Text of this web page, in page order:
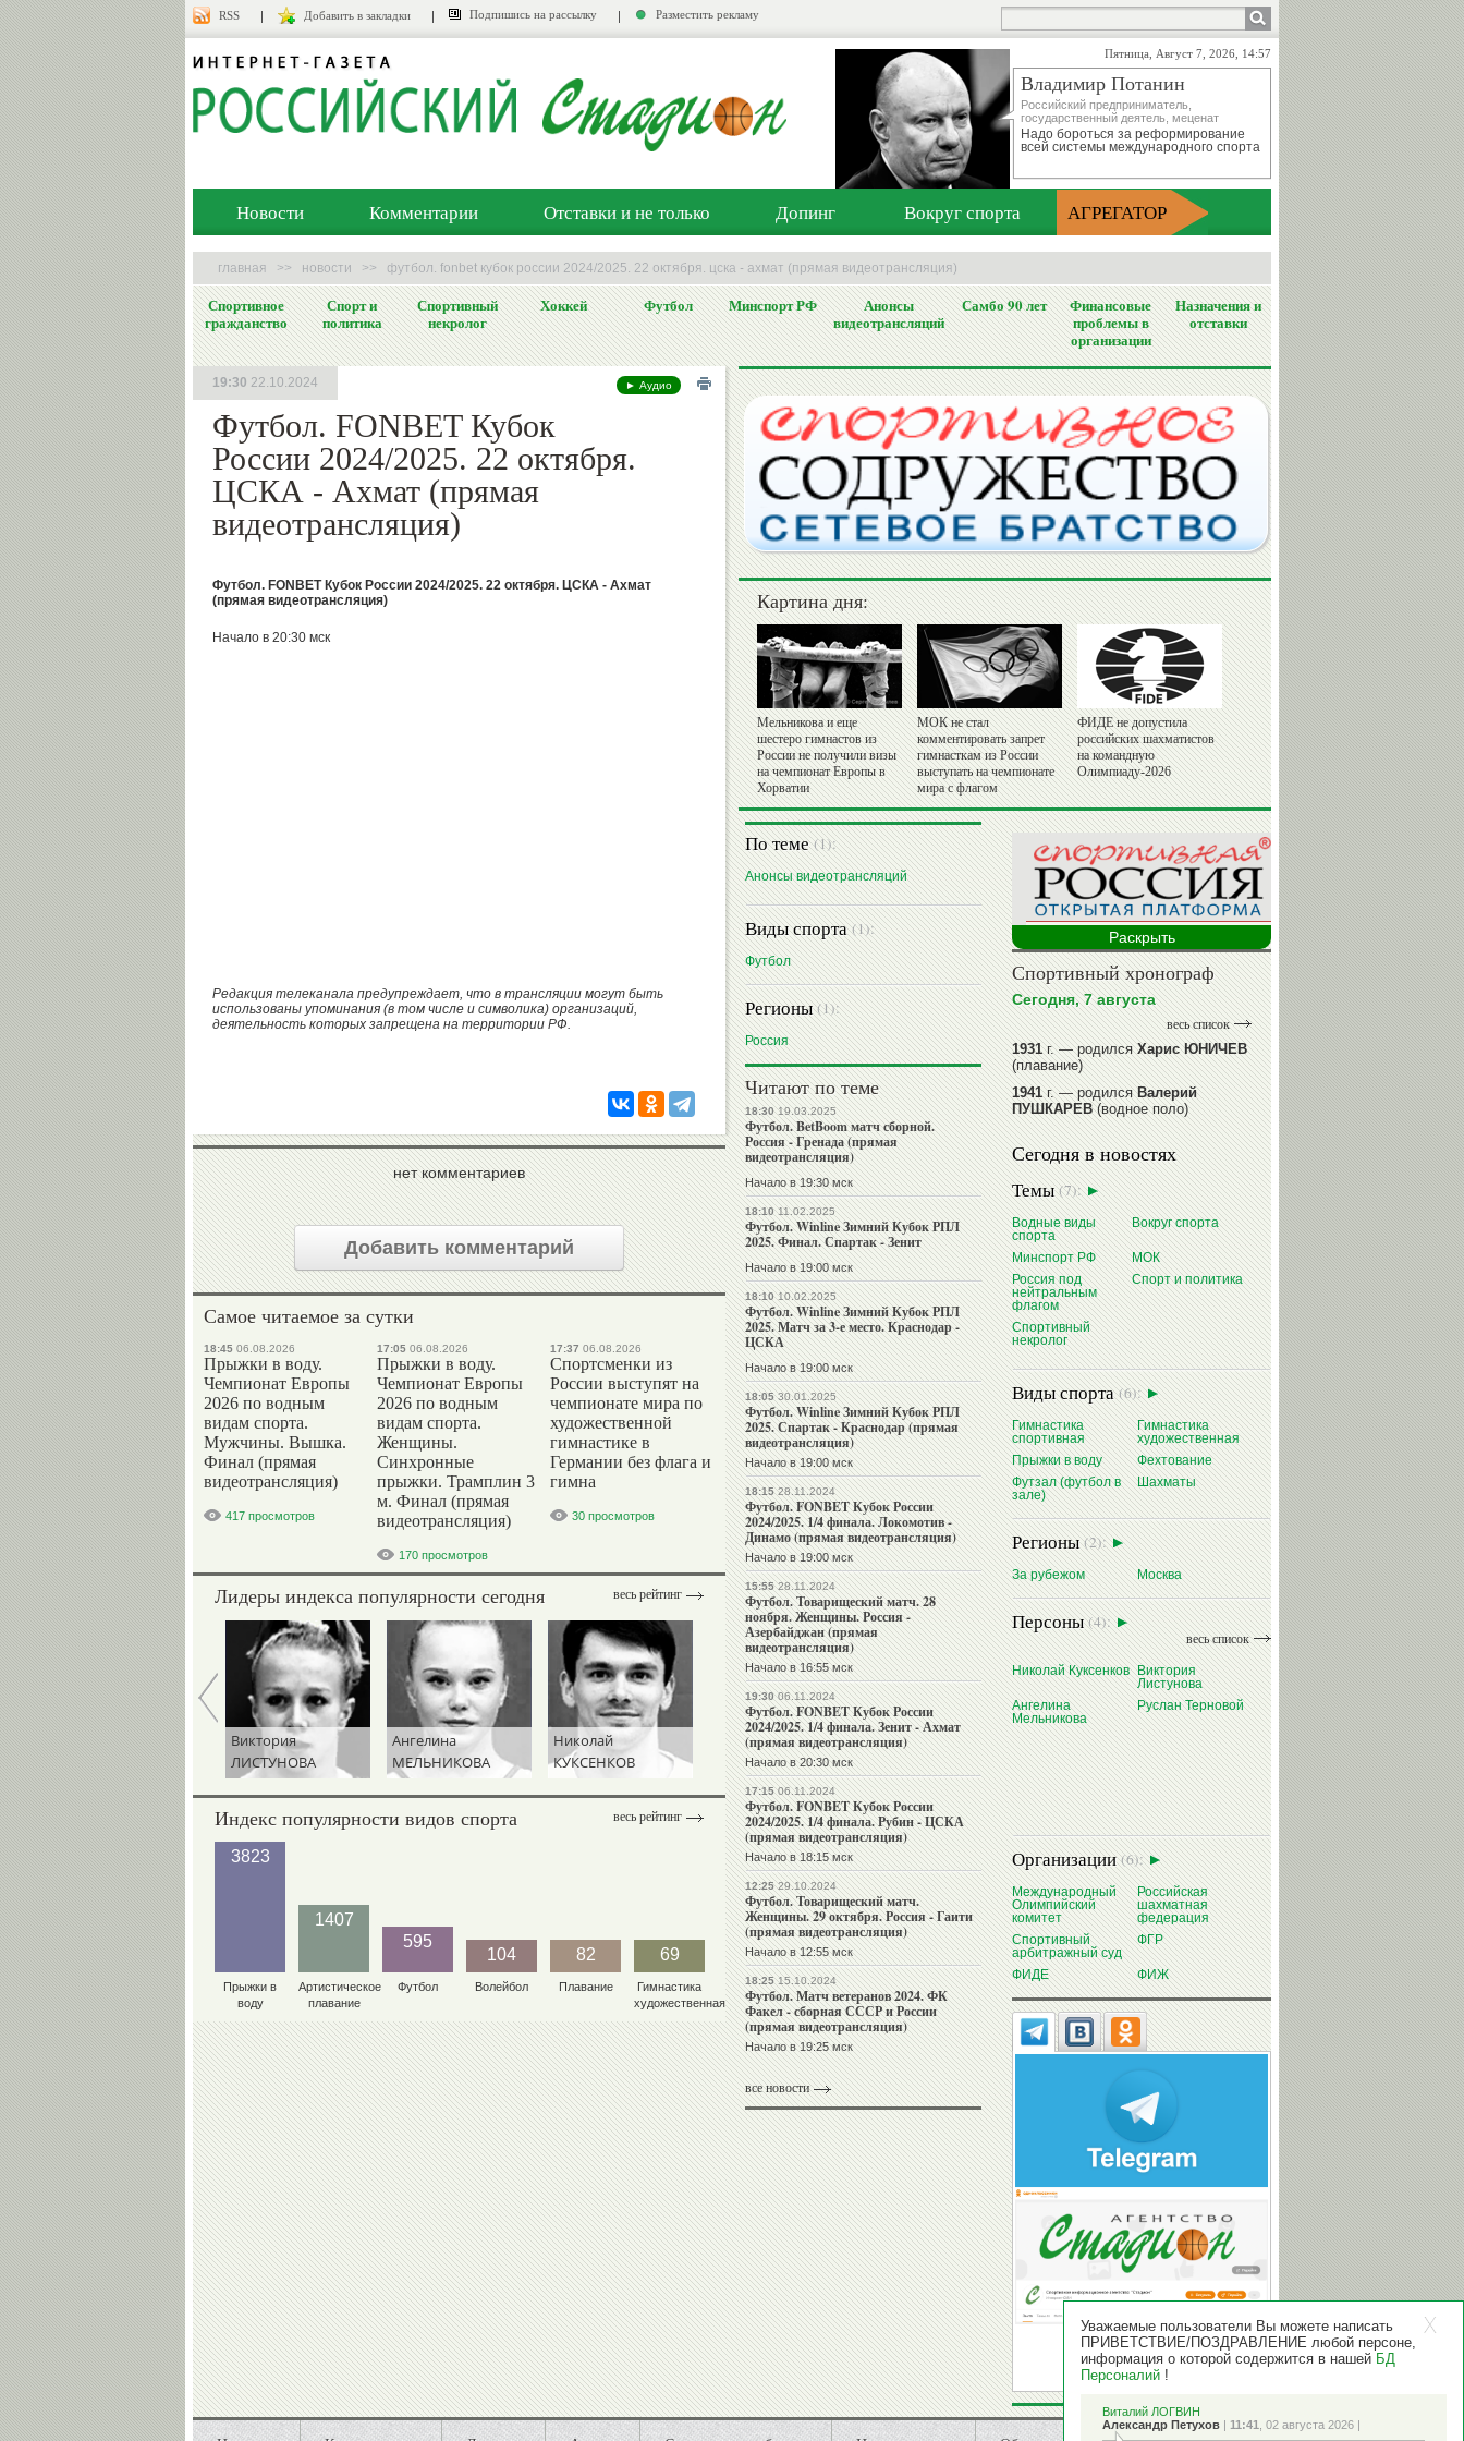
RSS Добавить в закладки Подпишись на рассылку Разместить рекламу
Пятница, Август 7, 2026, 14:57
Владимир Потанин
Российский предприниматель,
государственный деятель, меценат
Надо бороться за реформирование
всей системы международного спорта
Новости Комментарии Отставки и не только Допинг Вокруг спорта АГРЕГАТОР
главная >> новости >> футбол. fonbet кубок россии 2024/2025. 22 октября. цска - ахмат (прямая видеотрансляция)
Спортивное
гражданство
Спорт и
политика
Спортивный
некролог
Хоккей Футбол Минспорт РФ
Анонсы
видеотрансляций
Самбо 90 лет
Финансовые
проблемы в
организации
Назначения и
отставки
► Аудио
Футбол. FONBET Кубок
России 2024/2025. 22 октября.
ЦСКА - Ахмат (прямая
видеотрансляция)
19:30 22.10.2024
Футбол. FONBET Кубок России 2024/2025. 22 октября. ЦСКА - Ахмат
(прямая видеотрансляция)
Начало в 20:30 мск
Редакция телеканала предупреждает, что в трансляции могут быть
использованы упоминания (в том числе и символика) организаций,
деятельность которых запрещена на территории РФ.
нет комментариев
Добавить комментарий
Самое читаемое за сутки
18:45 06.08.2026
Прыжки в воду.
Чемпионат Европы
2026 по водным
видам спорта.
Мужчины. Вышка.
Финал (прямая
видеотрансляция)
417 просмотров
17:05 06.08.2026
Прыжки в воду.
Чемпионат Европы
2026 по водным
видам спорта.
Женщины.
Синхронные
прыжки. Трамплин 3
м. Финал (прямая
видеотрансляция)
170 просмотров
17:37 06.08.2026
Спортсменки из
России выступят на
чемпионате мира по
художественной
гимнастике в
Германии без флага и
гимна
30 просмотров
весь рейтинг
Лидеры индекса популярности сегодня
Виктория
ЛИСТУНОВА
Ангелина
МЕЛЬНИКОВА
Николай
КУКСЕНКОВ
весь рейтинг
Индекс популярности видов спорта
3823
Прыжки в
воду
1407
Артистическое
плавание
595
Футбол
104
Волейбол
82
Плавание
69
Гимнастика
художественная
Картина дня:
Мельникова и еще
шестеро гимнастов из
России не получили визы
на чемпионат Европы в
Хорватии
МОК не стал
комментировать запрет
гимнасткам из России
выступать на чемпионате
мира с флагом
ФИДЕ не допустила
российских шахматистов
на командную
Олимпиаду-2026
По теме(1):
Анонсы видеотрансляций
Виды спорта(1):
Футбол
Регионы(1):
Россия
Читают по теме
18:3019.03.2025
Футбол. BetBoom матч сборной.
Россия - Гренада (прямая
видеотрансляция)
Начало в 19:30 мск
18:1011.02.2025
Футбол. Winline Зимний Кубок РПЛ
2025. Финал. Спартак - Зенит
Начало в 19:00 мск
18:1010.02.2025
Футбол. Winline Зимний Кубок РПЛ
2025. Матч за 3-е место. Краснодар -
ЦСКА
Начало в 19:00 мск
18:0530.01.2025
Футбол. Winline Зимний Кубок РПЛ
2025. Спартак - Краснодар (прямая
видеотрансляция)
Начало в 19:00 мск
18:1528.11.2024
Футбол. FONBET Кубок России
2024/2025. 1/4 финала. Локомотив -
Динамо (прямая видеотрансляция)
Начало в 19:00 мск
15:5528.11.2024
Футбол. Товарищеский матч. 28
ноября. Женщины. Россия -
Азербайджан (прямая
видеотрансляция)
Начало в 16:55 мск
19:3006.11.2024
Футбол. FONBET Кубок России
2024/2025. 1/4 финала. Зенит - Ахмат
(прямая видеотрансляция)
Начало в 20:30 мск
17:1506.11.2024
Футбол. FONBET Кубок России
2024/2025. 1/4 финала. Рубин - ЦСКА
(прямая видеотрансляция)
Начало в 18:15 мск
12:2529.10.2024
Футбол. Товарищеский матч.
Женщины. 29 октября. Россия - Гаити
(прямая видеотрансляция)
Начало в 12:55 мск
18:2515.10.2024
Футбол. Матч ветеранов 2024. ФК
Факел - сборная СССР и России
(прямая видеотрансляция)
Начало в 19:25 мск
все новости
Раскрыть
Спортивный хронограф
Сегодня, 7 августа
весь список
1931г. — родилсяХарис ЮНИЧЕВ
(плавание)
1941г. — родилсяВалерий
ПУШКАРЕВ(водное поло)
1947г. — родилсяВалерий
ИЛЬИНЫХ(гимнастика спортивная)
1954г. — родилсяВалерий
ГАЗЗАЕВ(футбол)
1956г. — родилсяВладимир
РЫБАКОВ(легкая атлетика)
читать далее
Сегодня в новостях
Темы(7):
Водные виды
спорта
Вокруг спорта
Минспорт РФ
МОК
Россия под
нейтральным
флагом
Спорт и политика
Спортивный
некролог
Виды спорта(6):
Гимнастика
спортивная
Гимнастика
художественная
Прыжки в воду
Фехтование
Футзал (футбол в
зале)
Шахматы
Регионы(2):
За рубежом Москва
Персоны(4):
весь список
Николай Куксенков Виктория
Листунова
Ангелина
Мельникова
Руслан Терновой
Организации(6):
Международный
Олимпийский
комитет
Российская
шахматная
федерация
Спортивный
арбитражный суд
ФГР
ФИДЕ ФИЖ
Уважаемые пользователи Вы можете написать
ПРИВЕТСТВИЕ/ПОЗДРАВЛЕНИЕ любой персоне,
информация о которой содержится в нашей БД
Персоналий !
Виталий ЛОГВИН
Александр Петухов | 11:41 , 02 августа 2026 |